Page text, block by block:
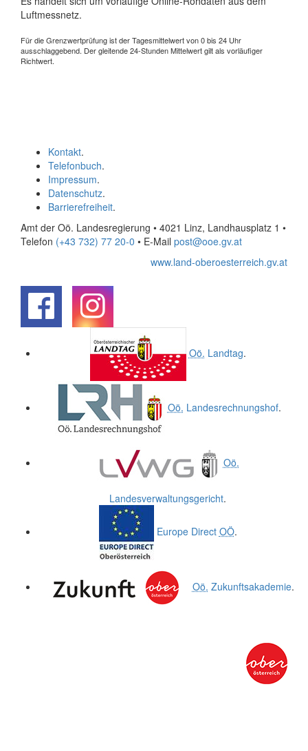
Luftmessnetz.
Für die Grenzwertprüfung ist der Tagesmittelwert von 0 bis 24 Uhr
ausschlaggebend. Der gleitende 24-Stunden Mittelwert gilt als vorläufiger
Richtwert.
Kontakt.
Telefonbuch.
Impressum.
Datenschutz.
Barrierefreiheit.
Amt der Oö. Landesregierung • 4021 Linz, Landhausplatz 1 •
Telefon (+43 732) 77 20-0 • E-Mail post@ooe.gv.at
www.land-oberoesterreich.gv.at
Oö. Landtag.
Oö. Landesrechnungshof.
Oö.
Landesverwaltungsgericht.
Europe Direct OÖ.
Oö. Zukunftsakademie.